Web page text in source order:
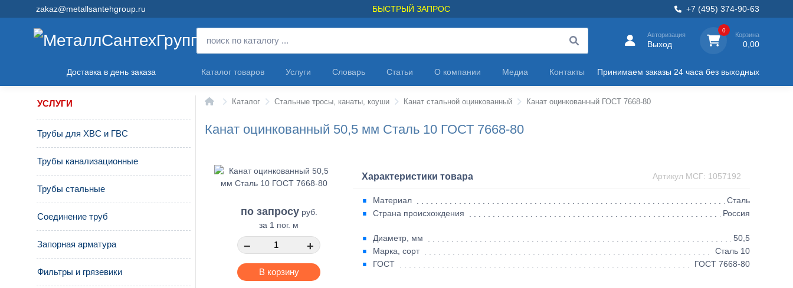
zakaz@metallsantehgroup.ru БЫСТРЫЙ ЗАПРОС +7 (495) 374-90-63
Авторизация
Выход
0
Корзина
0,00
Доставка в день заказа Каталог товаров Услуги Словарь Статьи О компании Медиа Контакты Принимаем заказы 24 часа без выходных
УСЛУГИ
Трубы для ХВС и ГВС
Трубы канализационные
Трубы стальные
Соединение труб
Запорная арматура
Фильтры и грязевики
ГлавнаяКаталог Стальные тросы, канаты, коуши Канат стальной оцинкованный Канат оцинкованный ГОСТ 7668-80
Канат оцинкованный 50,5 мм Сталь 10 ГОСТ 7668-80
по запросуруб.
за 1 пог. м
− +
В корзину
Характеристики товара Артикул МСГ: 1057192
Материал
Сталь
Страна происхождения
Россия
Диаметр, мм
50,5
Марка, сорт
Сталь 10
ГОСТ
ГОСТ 7668-80